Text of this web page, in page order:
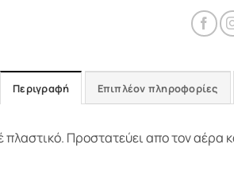
Περιγραφή Επιπλέον πληροφορίες
Προστατεύει απο τον